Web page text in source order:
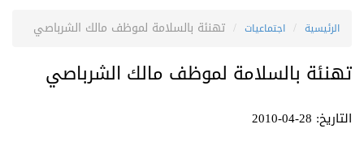
الرئيسية اجتماعيات تهنئة بالسلامة لموظف مالك الشرباصي
تهنئة بالسلامة لموظف مالك الشرباصي
التاريخ: 28-04-2010